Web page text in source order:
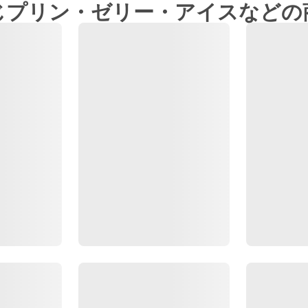
プリン・ゼリー・アイスなどの